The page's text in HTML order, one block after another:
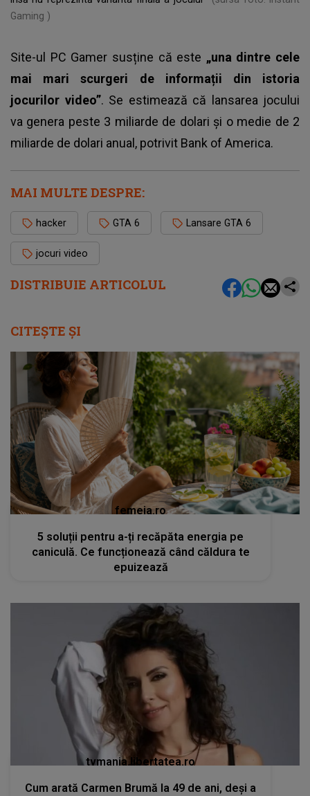
DISTRIBUIE ARTICOLUL
Gaming )
Site-ul PC Gamer susține că este „una dintre cele
mai mari scurgeri de informații din istoria
jocurilor video”. Se estimează că lansarea jocului
va genera peste 3 miliarde de dolari și o medie de 2
miliarde de dolari anual, potrivit Bank of America.
MAI MULTE DESPRE:
hacker GTA 6 Lansare GTA 6
jocuri video
CITEȘTE ȘI
femeia.ro
5 soluții pentru a-ți recăpăta energia pe
caniculă. Ce funcționează când căldura te
epuizează
tvmania.libertatea.ro
Cum arată Carmen Brumă la 49 de ani, deși a